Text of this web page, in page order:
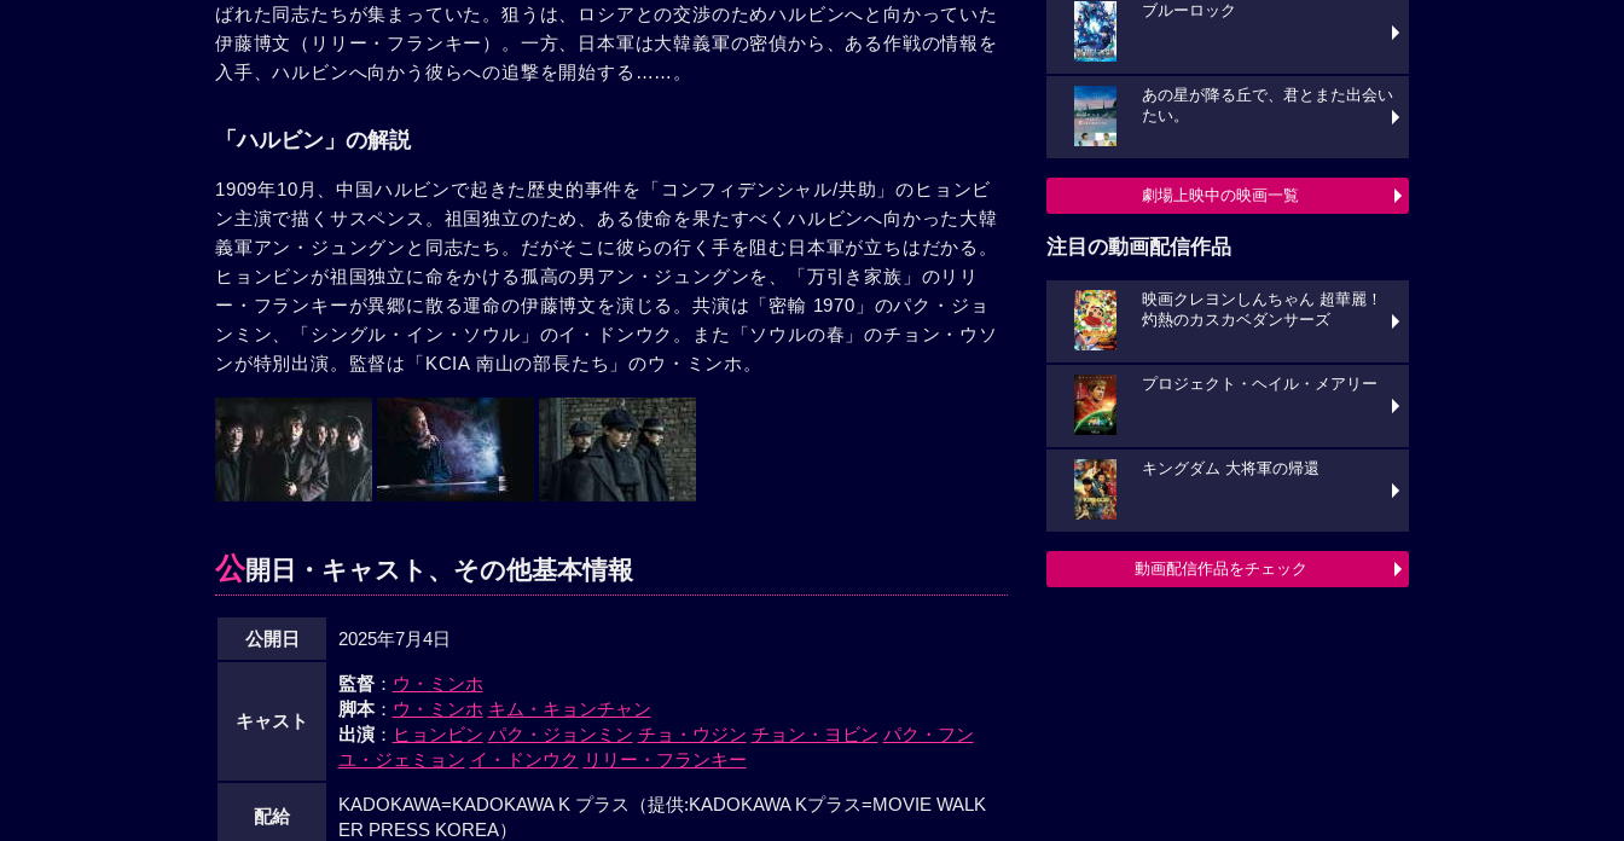
ばれた同志たちが集まっていた。狙うは、ロシアとの交渉のためハルビンへと向かっていた
伊藤博文（リリー・フランキー）。一方、日本軍は大韓義軍の密偵から、ある作戦の情報を
入手、ハルビンへ向かう彼らへの追撃を開始する……。
「ハルビン」の解説
1909年10月、中国ハルビンで起きた歴史的事件を「コンフィデンシャル/共助」のヒョンビ
ン主演で描くサスペンス。祖国独立のため、ある使命を果たすべくハルビンへ向かった大韓
義軍アン・ジュングンと同志たち。だがそこに彼らの行く手を阻む日本軍が立ちはだかる。
ヒョンビンが祖国独立に命をかける孤高の男アン・ジュングンを、「万引き家族」のリリ
ー・フランキーが異郷に散る運命の伊藤博文を演じる。共演は「密輸 1970」のパク・ジョ
ンミン、「シングル・イン・ソウル」のイ・ドンウク。また「ソウルの春」のチョン・ウソ
ンが特別出演。監督は「KCIA 南山の部長たち」のウ・ミンホ。
公開日・キャスト、その他基本情報
公開日 2025年7月4日
キャスト
監督： ウ・ミンホ
脚本： ウ・ミンホ キム・キョンチャン
出演： ヒョンビン パク・ジョンミン チョ・ウジン チョン・ヨビン パク・フン
ユ・ジェミョン イ・ドンウク リリー・フランキー
配給
KADOKAWA=KADOKAWA K プラス（提供:KADOKAWA Kプラス=MOVIE WALK
ER PRESS KOREA）
ブルーロック
あの星が降る丘で、君とまた出会い
たい。
劇場上映中の映画一覧
注目の動画配信作品
映画クレヨンしんちゃん 超華麗！
灼熱のカスカベダンサーズ
プロジェクト・ヘイル・メアリー
キングダム 大将軍の帰還
動画配信作品をチェック